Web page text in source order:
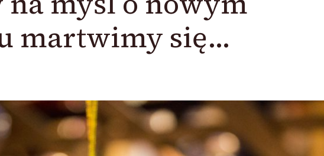
martwimy się…